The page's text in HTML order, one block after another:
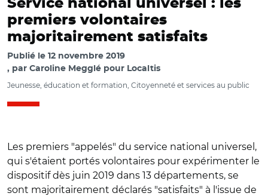
Service national universel : les
premiers volontaires
majoritairement satisfaits
Publié le 12 novembre 2019
par Caroline Megglé pour Localtis
Jeunesse, éducation et formation, Citoyenneté et services au public
Les premiers "appelés" du service national universel,
qui s'étaient portés volontaires pour expérimenter le
dispositif dès juin 2019 dans 13 départements, se
sont majoritairement déclarés "satisfaits" à l'issue de